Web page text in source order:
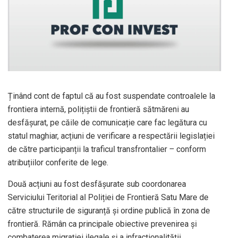
Ținând cont de faptul că au fost suspendate controalele la
frontiera internă, polițiștii de frontieră sătmăreni au
desfășurat, pe căile de comunicație care fac legătura cu
statul maghiar, acțiuni de verificare a respectării legislației
de către participanții la traficul transfrontalier – conform
atribuțiilor conferite de lege.
Două acțiuni au fost desfășurate sub coordonarea
Serviciului Teritorial al Poliției de Frontieră Satu Mare de
către structurile de siguranță și ordine publică în zona de
frontieră. Rămân ca principale obiective prevenirea și